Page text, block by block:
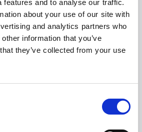
features and to analyse our traffic.
about your use of our site with
and analytics partners who
information that you’ve
they’ve collected from your use
229,-